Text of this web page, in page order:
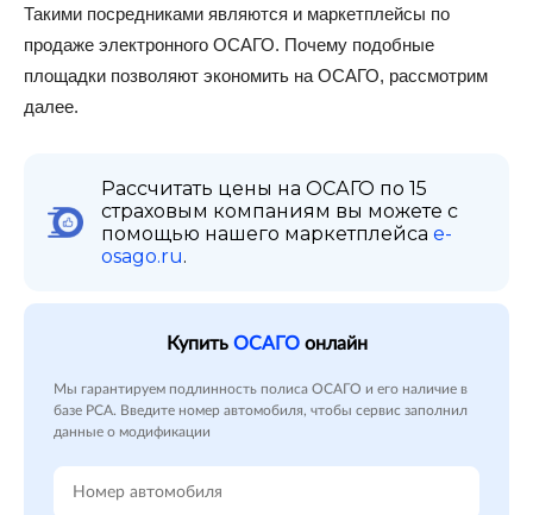
Такими посредниками являются и маркетплейсы по
продаже электронного ОСАГО. Почему подобные
площадки позволяют экономить на ОСАГО, рассмотрим
далее.
Рассчитать цены на ОСАГО по 15
страховым компаниям вы можете с
помощью нашего маркетплейса e-
osago.ru.
Купить ОСАГОонлайн
Мы гарантируем подлинность полиса ОСАГО и его наличие в
базе РСА. Введите номер автомобиля, чтобы сервис заполнил
данные о модификации